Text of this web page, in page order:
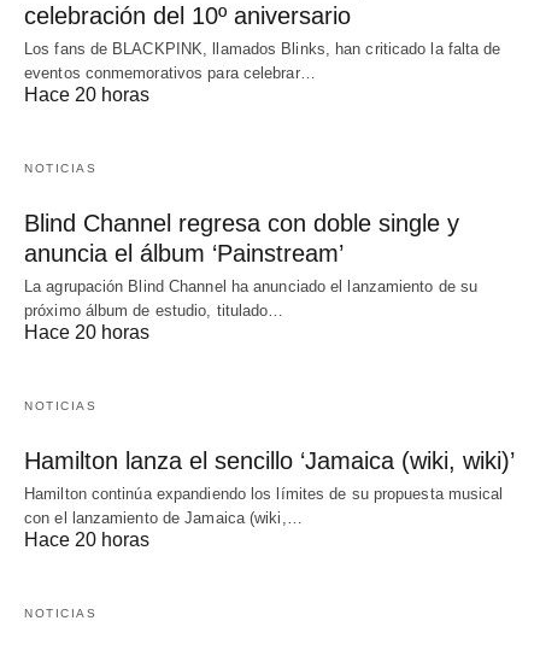
celebración del 10º aniversario
Los fans de BLACKPINK, llamados Blinks, han criticado la falta de
eventos conmemorativos para celebrar…
Hace 20 horas
NOTICIAS
Blind Channel regresa con doble single y
anuncia el álbum ‘Painstream’
La agrupación Blind Channel ha anunciado el lanzamiento de su
próximo álbum de estudio, titulado…
Hace 20 horas
NOTICIAS
Hamilton lanza el sencillo ‘Jamaica (wiki, wiki)’
Hamilton continúa expandiendo los límites de su propuesta musical
con el lanzamiento de Jamaica (wiki,…
Hace 20 horas
NOTICIAS